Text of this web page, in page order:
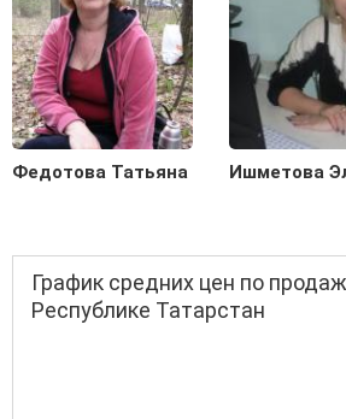
Федотова Татьяна Ишметова
График средних цен по
Республике Татарстан